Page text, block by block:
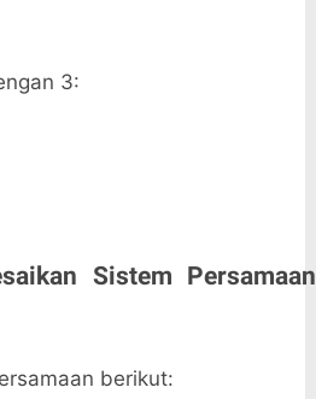
3:
Sistem Persamaan
berikut: